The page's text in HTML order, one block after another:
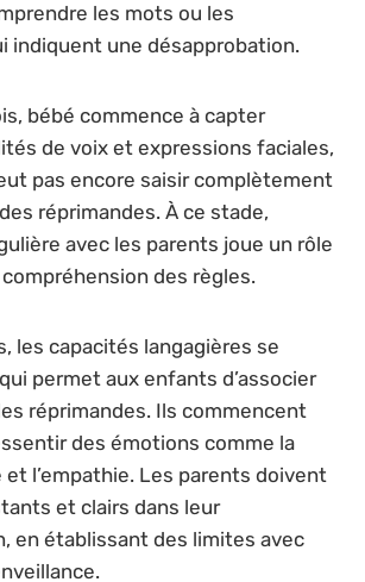
les mots ou les
indiquent une désapprobation.
bébé commence à capter
de voix et expressions faciales,
pas encore saisir complètement
réprimandes. À ce stade,
avec les parents joue un rôle
des règles.
les capacités langagières se
permet aux enfants d’associer
réprimandes. Ils commencent
des émotions comme la
l’empathie. Les parents doivent
et clairs dans leur
en établissant des limites avec